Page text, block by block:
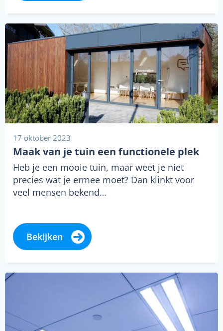
17 oktober 2023
Maak van je tuin een functionele plek
Heb je een mooie tuin, maar weet je niet
precies wat je ermee moet? Dan klinkt voor
veel mensen bekend…
Bekijken